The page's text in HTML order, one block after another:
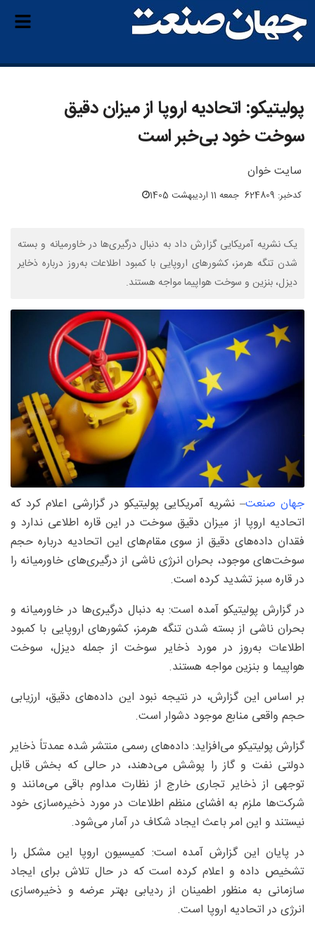
پولیتیکو: اتحادیه اروپا از میزان دقیق
سوخت خود بی‌خبر است
سایت خوان
کدخبر: 624809 جمعه 11 اردیبهشت 1405
یک نشریه آمریکایی گزارش داد به دنبال درگیری‌ها در خاورمیانه و بسته
شدن تنگه هرمز، کشورهای اروپایی با کمبود اطلاعات به‌روز درباره ذخایر
دیزل، بنزین و سوخت هواپیما مواجه هستند.
جهان صنعت– نشریه آمریکایی پولیتیکو در گزارشی اعلام کرد که
اتحادیه اروپا از میزان دقیق سوخت در این قاره اطلاعی ندارد و
فقدان داده‌های دقیق از سوی مقام‌های این اتحادیه درباره حجم
سوخت‌های موجود، بحران انرژی ناشی از درگیری‌های خاورمیانه را
در قاره سبز تشدید کرده است.
در گزارش پولیتیکو آمده است: به دنبال درگیری‌ها در خاورمیانه و
بحران ناشی از بسته شدن تنگه هرمز، کشور‌های اروپایی با کمبود
اطلاعات به‌روز در مورد ذخایر سوخت از جمله دیزل، سوخت
هواپیما و بنزین مواجه هستند.
بر اساس این گزارش، در نتیجه نبود این داده‌های دقیق، ارزیابی
حجم واقعی منابع موجود دشوار است.
گزارش پولیتیکو می‌افزاید: داده‌های رسمی منتشر شده عمدتاً ذخایر
دولتی نفت و گاز را پوشش می‌دهند، در حالی که بخش قابل
توجهی از ذخایر تجاری خارج از نظارت مداوم باقی می‌مانند و
شرکت‌ها ملزم به افشای منظم اطلاعات در مورد ذخیره‌سازی خود
نیستند و این امر باعث ایجاد شکاف در آمار می‌شود.
در پایان این گزارش آمده است: کمیسیون اروپا این مشکل را
تشخیص داده و اعلام کرده است که در حال تلاش برای ایجاد
سازمانی به منظور اطمینان از ردیابی بهتر عرضه و ذخیره‌سازی
انرژی در اتحادیه اروپا است.